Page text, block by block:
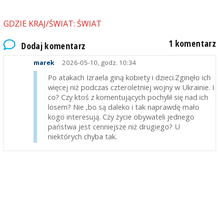
GDZIE KRAJ/ŚWIAT: ŚWIAT
Dodaj komentarz 1 komentarz
marek 2026-05-10, godz. 10:34
Po atakach Izraela giną kobiety i dzieci.Zginęło ich
więcej niż podczas czteroletniej wojny w Ukrainie. I
co? Czy ktoś z komentujących pochylił się nad ich
losem? Nie ,bo są daleko i tak naprawdę mało
kogo interesują. Czy życie obywateli jednego
państwa jest cenniejsze niż drugiego? U
niektórych chyba tak.